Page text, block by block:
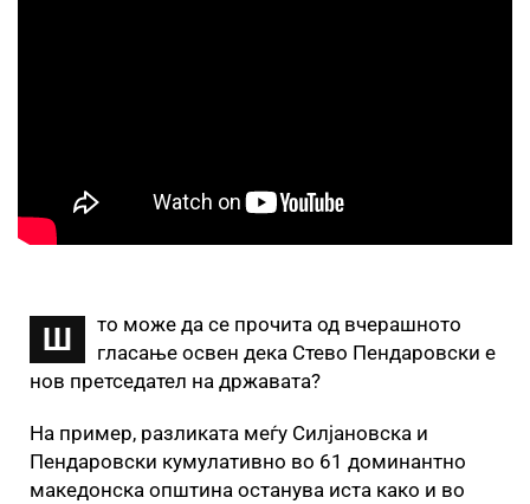
Ш
то може да се прочита од вчерашното
гласање освен дека Стево Пендаровски е
нов претседател на државата?
На пример, разликата меѓу Силјановска и
Пендаровски кумулативно во 61 доминантно
македонска општина останува иста како и во